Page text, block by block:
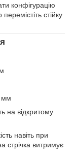
конфігурацію
стійку
мм
на відкритому
навіть при
стрічка витримує